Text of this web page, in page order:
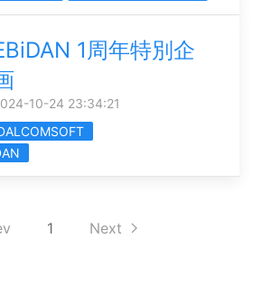
1周年特別企
10-24 23:34:21
1 Next